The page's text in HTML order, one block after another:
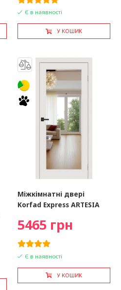
Є в наявності
У КОШИК
Міжкімнатні двері
Korfad Express ARTESIA
5465 грн
Є в наявності
У КОШИК